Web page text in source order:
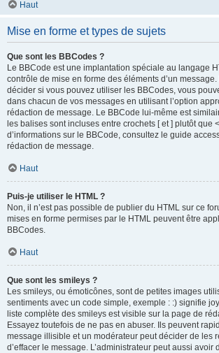
Haut
Mise en forme et types de sujets
Que sont les BBCodes ?
Le BBCode est une implantation spéciale au langage
contrôle de mise en forme des éléments d’un message.
décider si vous pouvez utiliser les BBCodes, vous
dans chacun de vos messages en utilisant l’option
rédaction de message. Le BBCode lui-même est
les balises sont incluses entre crochets [ et ] plutôt que
d’informations sur le BBCode, consultez le guide
rédaction de message.
Haut
Puis-je utiliser le HTML ?
Non, il n’est pas possible de publier du HTML sur ce
mises en forme permises par le HTML peuvent être
BBCodes.
Haut
Que sont les smileys ?
Les smileys, ou émoticônes, sont de petites images
sentiments avec un code simple, exemple : :) signifie
liste complète des smileys est visible sur la page de
Essayez toutefois de ne pas en abuser. Ils peuvent
message illisible et un modérateur peut décider de les
d’effacer le message. L’administrateur peut aussi avoir